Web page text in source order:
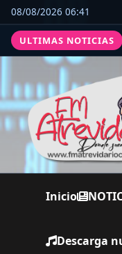
08/08/2026 06:41
ULTIMAS NOTICIAS
"Voy a dar todo
Inicio
Descarga